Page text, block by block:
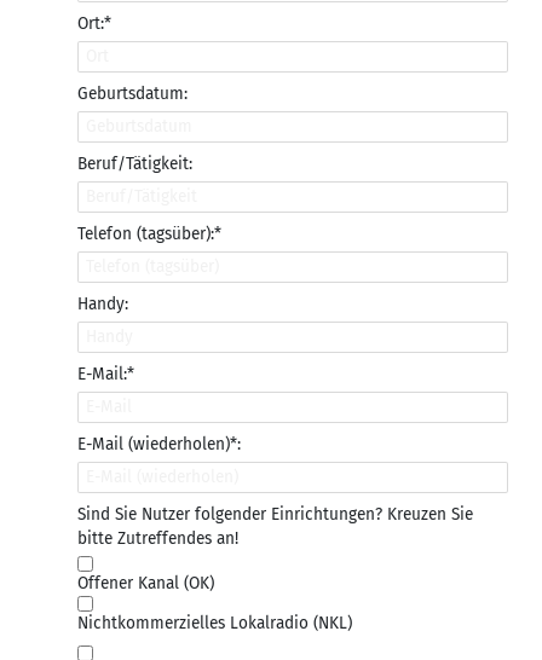
Ort:*
Geburtsdatum:
Beruf/Tätigkeit:
Telefon (tagsüber):*
Handy:
E-Mail:*
E-Mail (wiederholen)*:
Sind Sie Nutzer folgender Einrichtungen? Kreuzen Sie
bitte Zutreffendes an!
Offener Kanal (OK)
Nichtkommerzielles Lokalradio (NKL)